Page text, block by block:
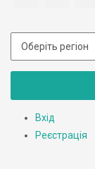
Вхід
Реєстрація